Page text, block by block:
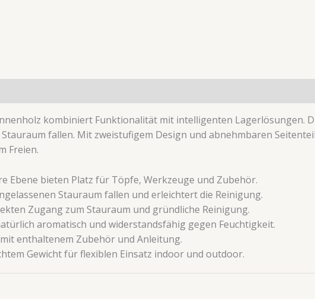
kombiniert Funktionalität mit intelligenten Lagerlösungen.
fallen. Mit zweistufigem Design und abnehmbaren
Freien.
Ebene bieten Platz für Töpfe, Werkzeuge und Zubehör.
Stauraum fallen und erleichtert die Reinigung.
Zugang zum Stauraum und gründliche Reinigung.
aromatisch und widerstandsfähig gegen Feuchtigkeit.
enthaltenem Zubehör und Anleitung.
Gewicht für flexiblen Einsatz indoor und outdoor.